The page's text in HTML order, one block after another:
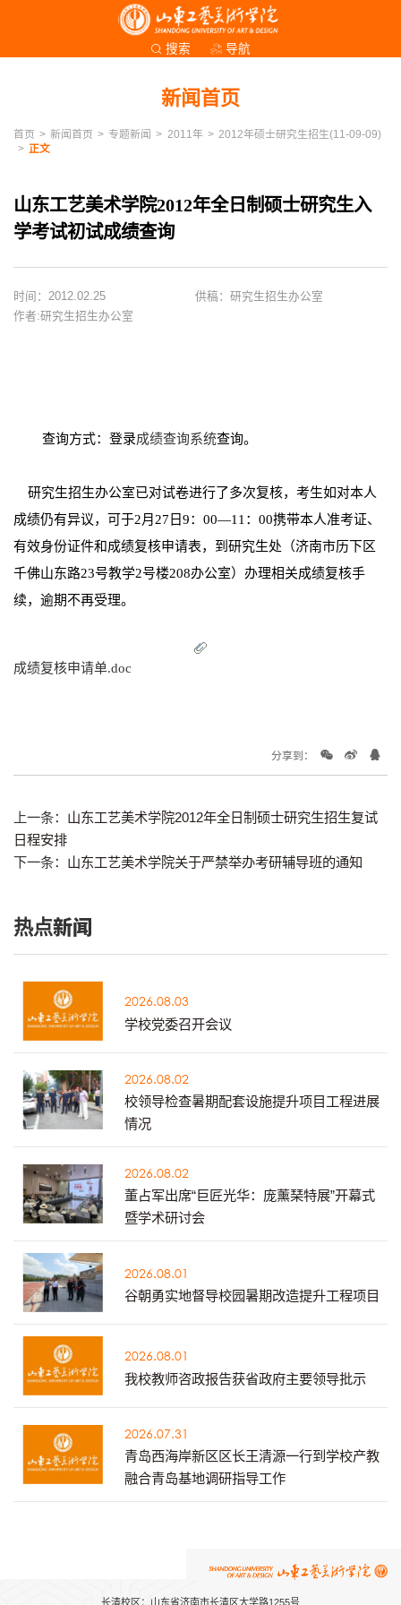
搜索 导航
新闻首页
首页 > 新闻首页 > 专题新闻 > 2011年 > 2012年硕士研究生招生(11-09-09)
> 正文
山东工艺美术学院2012年全日制硕士研究生入
学考试初试成绩查询
时间：2012.02.25
供稿：研究生招生办公室
作者:研究生招生办公室
查询方式：登录成绩查询系统查询。
研究生招生办公室已对试卷进行了多次复核，考生如对本人
成绩仍有异议，可于2月27日9：00—11：00携带本人准考证、
有效身份证件和成绩复核申请表，到研究生处（济南市历下区
千佛山东路23号教学2号楼208办公室）办理相关成绩复核手
续，逾期不再受理。
成绩复核申请单.doc
分享到：
上一条： 山东工艺美术学院2012年全日制硕士研究生招生复试
日程安排
下一条： 山东工艺美术学院关于严禁举办考研辅导班的通知
热点新闻
2026.08.03
学校党委召开会议
2026.08.02
校领导检查暑期配套设施提升项目工程进展
情况
2026.08.02
董占军出席“巨匠光华：庞薰琹特展”开幕式
暨学术研讨会
2026.08.01
谷朝勇实地督导校园暑期改造提升工程项目
2026.08.01
我校教师咨政报告获省政府主要领导批示
2026.07.31
青岛西海岸新区区长王清源一行到学校产教
融合青岛基地调研指导工作
长清校区：山东省济南市长清区大学路1255号